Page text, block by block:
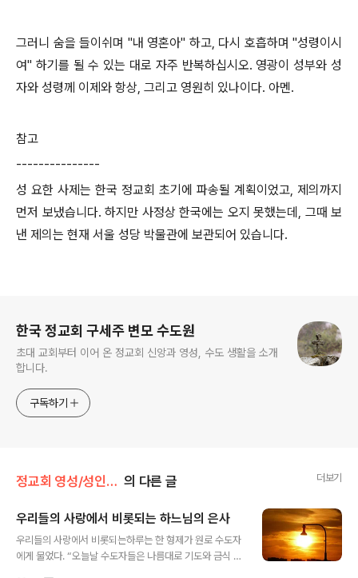
그러니 숨을 들이쉬며 "내 영혼아" 하고, 다시 호흡하며 "성령이시
여" 하기를 될 수 있는 대로 자주 반복하십시오. 영광이 성부와 성
자와 성령께 이제와 항상, 그리고 영원히 있나이다. 아멘.
참고
---------------
성 요한 사제는 한국 정교회 초기에 파송될 계획이었고, 제의까지
먼저 보냈습니다. 하지만 사정상 한국에는 오지 못했는데, 그때 보
낸 제의는 현재 서울 성당 박물관에 보관되어 있습니다.
한국 정교회 구세주 변모 수도원
초대 교회부터 이어 온 정교회 신앙과 영성, 수도 생활을 소개
합니다.
구독하기
정교회 영성/성인의 가르침 의 다른 글 더보기
우리들의 사랑에서 비롯되는 하느님의 은사
우리들의 사랑에서 비롯되는하루는 한 형제가 원로 수도자
에게 물었다. “오늘날 수도자들은 나름대로 기도와 금식 그